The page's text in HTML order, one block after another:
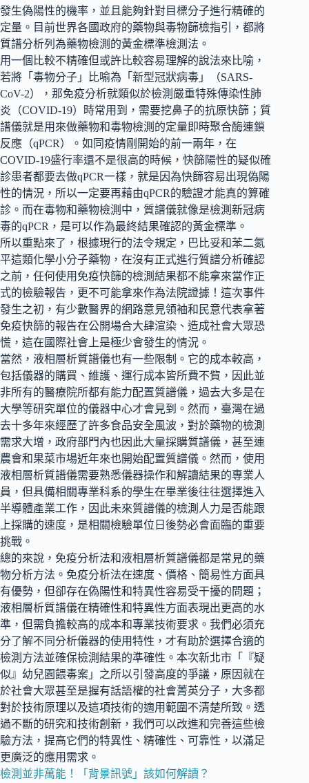
發生偽陽性的機率，並且能夠針對目標分子進行精確的
定量。目前世界各國政府的藥物與毒物篩檢指引，都將
質譜分析列為藥物檢測的黃金標準檢測法。
用一個比較不精確但或許比較容易理解的說法來比喻，
若將「毒物分子」比喻為「新型冠狀病毒」（SARS-
CoV-2），那免疫分析就類似於檢測嚴重特殊傳染性肺
炎（COVID-19）時常用到，需要挖鼻子的抗原快篩；質
譜儀就是用來做藥物和毒物檢測的定量即時聚合酶連鎖
反應（qPCR）。如同疫情剛開始的前一兩年，在
COVID-19盛行率還不是很高的時候，快篩陽性的疑似確
診患者都要去做qPCR一樣，就是因為快篩容易出現偽陽
性的情況，所以一定要再藉由qPCR的驗證才能真的算確
診。而在毒物和藥物檢測中，質譜儀就像是檢測新冠病
毒的qPCR，是可以作為最終結果確認的黃金標準。
所以重點來了，根據現行的法令規定，巴比妥和苯二氮
平這類化學小分子藥物，在沒有正式進行質譜分析確認
之前，任何使用免疫快篩的檢測結果都不能拿來當作正
式的檢驗報告，更不可能拿來作為法院證據！這次事件
發生之初，有少數醫界的網路意見領袖和民意代表拿著
免疫快篩的報告在公開場合大肆渲染、造成社會大眾恐
慌，這在國際社會上是極少會發生的情況。
當然，液相層析質譜儀也有一些限制。它的成本較高，
包括儀器的購買、維護、運行成本皆所費不貲，因此並
非所有的醫療院所都有能力配置質譜儀，過去大多是在
大學等研究單位的儀器中心才會見到。然而，臺灣在過
去十多年來經歷了許多食品安全風波，對於藥物的檢測
需求大增，政府部門內也因此大量採購質譜儀，甚至連
農會和果菜市場近年來也開始配置質譜儀。然而，使用
液相層析質譜儀需要熟悉儀器操作和解讀結果的專業人
員，但具備相關專業科系的學生在畢業後往往選擇進入
半導體產業工作，因此未來質譜儀的檢測人力是否能跟
上採購的速度，是相關檢驗單位日後勢必會面臨的重要
挑戰。
總的來說，免疫分析法和液相層析質譜儀都是常見的藥
物分析方法。免疫分析法在速度、價格、簡易性方面具
有優勢，但卻存在偽陽性和特異性容易受干擾的問題；
液相層析質譜儀在精確性和特異性方面表現出更高的水
準，但需負擔較高的成本和專業技術要求。我們必須充
分了解不同分析儀器的使用特性，才有助於選擇合適的
檢測方法並確保檢測結果的準確性。本次新北市「『疑
似』幼兒園餵毒案」之所以引發高度的爭議，原因就在
於社會大眾甚至是握有話語權的社會菁英分子，大多都
對於技術原理以及這項技術的適用範圍不清楚所致。透
過不斷的研究和技術創新，我們可以改進和完善這些檢
驗方法，提高它們的特異性、精確性、可靠性，以滿足
更廣泛的應用需求。
檢測並非萬能！「背景訊號」該如何解讀？